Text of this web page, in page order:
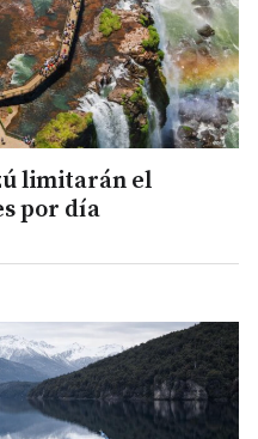
limitarán el
por día